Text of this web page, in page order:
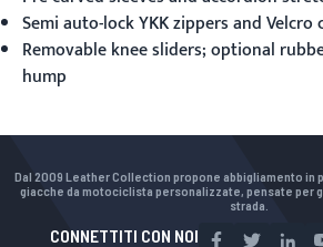
Semi auto-lock YKK zippers and Velcro
Removable knee sliders; optional
hump
Dal 2009 Leather Collection propone abbigliamento in
giacche da motociclista personalizzate, pensate per
strada.
CONNETTITI CON NOI